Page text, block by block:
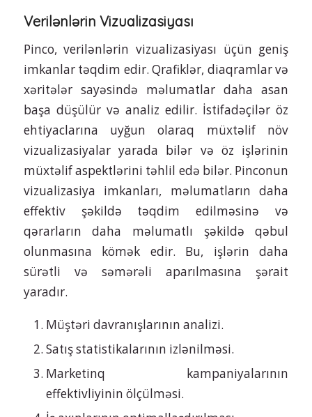
Verilənlərin Vizualizasiyası
Pinco, verilənlərin vizualizasiyası üçün geniş
imkanlar təqdim edir. Qrafiklər, diaqramlar və
xəritələr sayəsində məlumatlar daha asan
başa düşülür və analiz edilir. İstifadəçilər öz
ehtiyaclarına uyğun olaraq müxtəlif növ
vizualizasiyalar yarada bilər və öz işlərinin
müxtəlif aspektlərini təhlil edə bilər. Pinconun
vizualizasiya imkanları, məlumatların daha
effektiv şəkildə təqdim edilməsinə və
qərarların daha məlumatlı şəkildə qəbul
olunmasına kömək edir. Bu, işlərin daha
sürətli və səmərəli aparılmasına şərait
yaradır.
Müştəri davranışlarının analizi.
Satış statistikalarının izlənilməsi.
Marketinq kampaniyalarının
effektivliyinin ölçülməsi.